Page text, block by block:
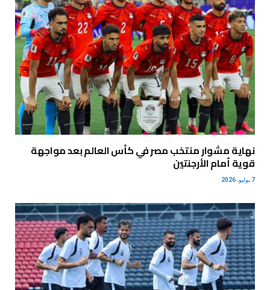
نهاية مشوار منتخب مصر في كأس العالم بعد مواجهة
قوية أمام الأرجنتين
7 يوليو، 2026